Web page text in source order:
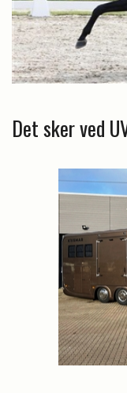
Det sker ved